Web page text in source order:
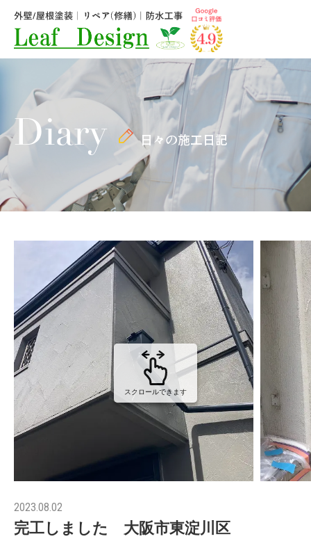
Diary 日々の施工日記
スクロールできます
2023.08.02
完工しました 大阪市東淀川区